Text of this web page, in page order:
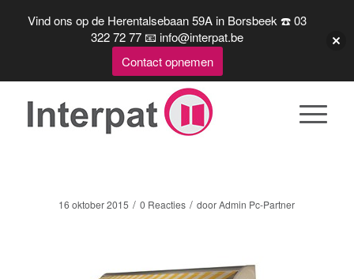
16 oktober 2015 / 0 Reacties / doorAdmin Pc-Partner
Vind ons op de Herentalsebaan 59A in Borsbeek ☎️ 03
322 72 77 📧 info@interpat.be
Contact opnemen